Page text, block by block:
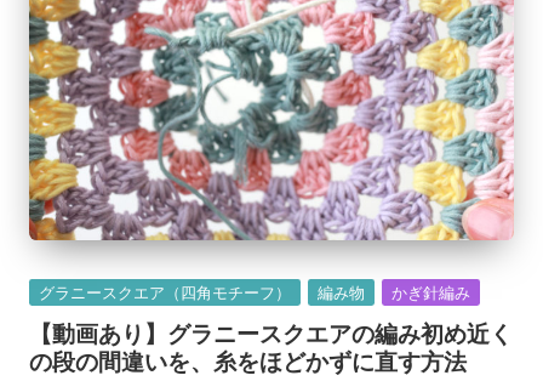
Posted
グラニースクエア（四角モチーフ） 編み物 かぎ針編み
【動画あり】グラニースクエアの編み初め近く
の段の間違いを、糸をほどかずに直す方法